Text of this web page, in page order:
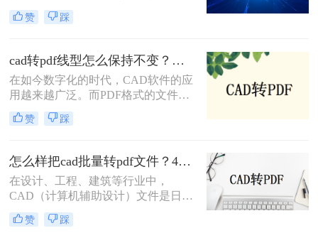
要工具，其转换为PDF（Portable
Document Format）文档的需求日益增
性和内容稳定性，成为了文档共享、
归档和展示的首选。那么如何将CAD
文档转成PDF文档呢？以下将详细介
绍几种将CAD文档转换成PDF文档的
方法。
赞 踩
cad转pdf线型怎么保持不变？试试这3个方法！
在如今数字化的时代，CAD软件的应
用越来越广泛。而PDF格式的文件则
成为了在不同平台之间共享CAD设计
的常用方式。然而，在将CAD文件转
个普遍的问题，那就是线型的变化。
那么cad转pdf线型怎么保持不变呢？
本文将介绍三种方法，帮助您实现
CAD转PDF的过程中线型的完美保
留。
赞 踩
怎么样把cad批量转pdf文件？4种解决方法快来试试吧！
在设计、工程、建筑等行业中，
CAD（计算机辅助设计）文件是日常
工作中不可或缺的一部分。然而，为
了便于分享、打印或存档，经常需要
赞 踩